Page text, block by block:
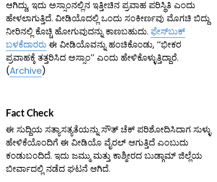
ಆಗಿದ್ದು, ಇದು ಅಸ್ಸಾಂನಲ್ಲಿನ ಇತ್ತೀಚಿನ ಪ್ರವಾಹ ಪರಿಸ್ಥಿತಿ ಎಂದು
ಹೇಳಲಾಗುತ್ತಿದೆ. ವೀಡಿಯೊದಲ್ಲಿ ಒಂದು ಸಂಕೀರ್ಣವು ಮೊಗಚಿ ಬಿದ್ದು
ನೀರಿನಲ್ಲಿ ಕೊಚ್ಚಿ ಹೋಗುವುದನ್ನು ಕಾಣಬಹುದು. ಫೇಸ್​ಬುಕ್
ಬಳಕೆದಾರರು ಈ ವೀಡಿಯೊವನ್ನು ಹಂಚಿಕೊಂಡು, ‘‘ಭೀಕರ
ಪ್ರವಾಹಕ್ಕೆ ತತ್ತರಿಸಿದ ಅಸ್ಸಾಂ’’ ಎಂದು ಹೇಳಿಕೊಳ್ಳುತ್ತಿದ್ದಾರೆ.
(Archive)
Fact Check
ಈ ಸುದ್ದಿಯ ಸತ್ಯಾಸತ್ಯತೆಯನ್ನು ಸೌತ್ ಚೆಕ್ ಪರಿಶೋದಿಸಿದಾಗ ಸುಳ್ಳು
ಹೇಳಿಕೆಯೊಂದಿಗೆ ಈ ವೀಡಿಯೊ ವೈರಲ್ ಆಗುತ್ತಿದೆ ಎಂಬುದು
ಕಂಡುಬಂದಿದೆ. ಇದು ಜಮ್ಮು ಮತ್ತು ಕಾಶ್ಮೀರದ ಬುಡ್ಗಾಮ್ ಜಿಲ್ಲೆಯ
ಬೀರ್ವಾದಲ್ಲಿ ನಡೆದ ಘಟನೆ ಆಗಿದೆ.